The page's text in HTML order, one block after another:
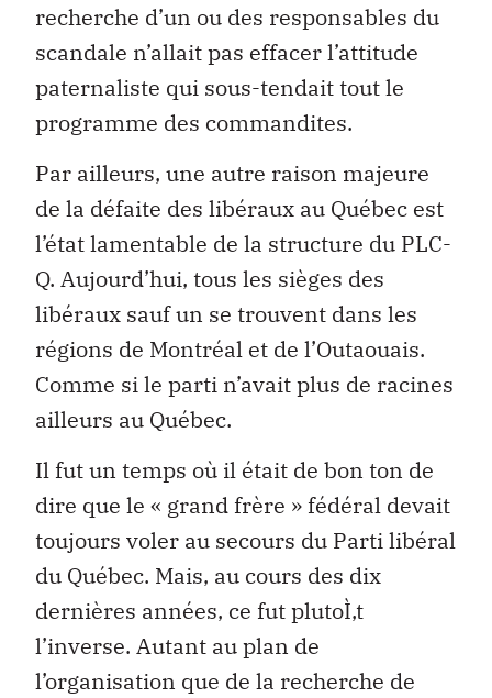
recherche d’un ou des responsables du
scandale n’allait pas effacer l’attitude
paternaliste qui sous-tendait tout le
programme des commandites.
Par ailleurs, une autre raison majeure
de la défaite des libéraux au Québec est
l’état lamentable de la structure du PLC-
Q. Aujourd’hui, tous les sièges des
libéraux sauf un se trouvent dans les
régions de Montréal et de l’Outaouais.
Comme si le parti n’avait plus de racines
ailleurs au Québec.
Il fut un temps où il était de bon ton de
dire que le « grand frère » fédéral devait
toujours voler au secours du Parti libéral
du Québec. Mais, au cours des dix
dernières années, ce fut plutoÌ‚t
l’inverse. Autant au plan de
l’organisation que de la recherche de